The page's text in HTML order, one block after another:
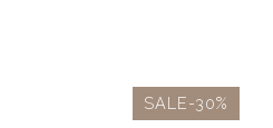
SALE-30%